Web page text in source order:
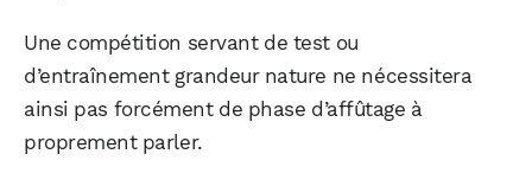
Une compétition servant de test ou
d’entraînement grandeur nature ne nécessitera
ainsi pas forcément de phase d’affûtage à
proprement parler.